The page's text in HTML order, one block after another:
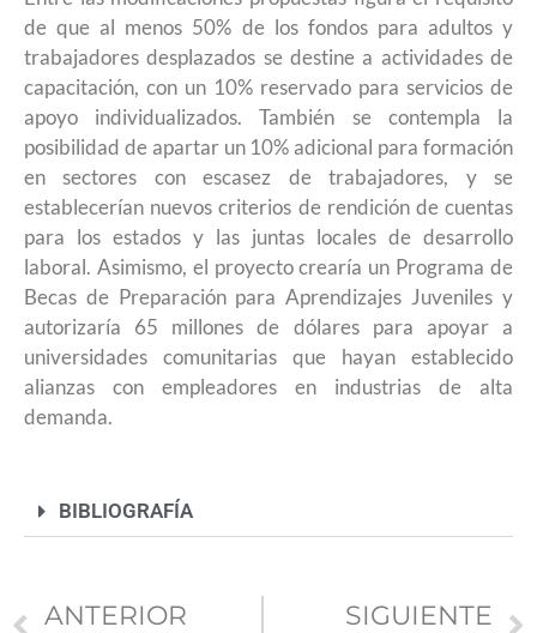
de que al menos 50% de los fondos para adultos y
trabajadores desplazados se destine a actividades de
capacitación, con un 10% reservado para servicios de
apoyo individualizados. También se contempla la
posibilidad de apartar un 10% adicional para formación
en sectores con escasez de trabajadores, y se
establecerían nuevos criterios de rendición de cuentas
para los estados y las juntas locales de desarrollo
laboral. Asimismo, el proyecto crearía un Programa de
Becas de Preparación para Aprendizajes Juveniles y
autorizaría 65 millones de dólares para apoyar a
universidades comunitarias que hayan establecido
alianzas con empleadores en industrias de alta
demanda.
BIBLIOGRAFÍA
ANTERIOR SIGUIENTE